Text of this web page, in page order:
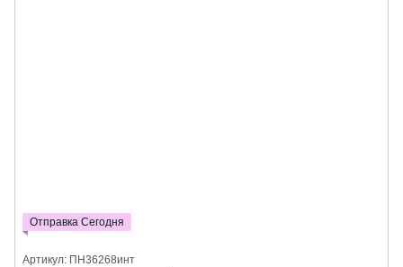
Отправка Сегодня
Артикул: ПН36268инт